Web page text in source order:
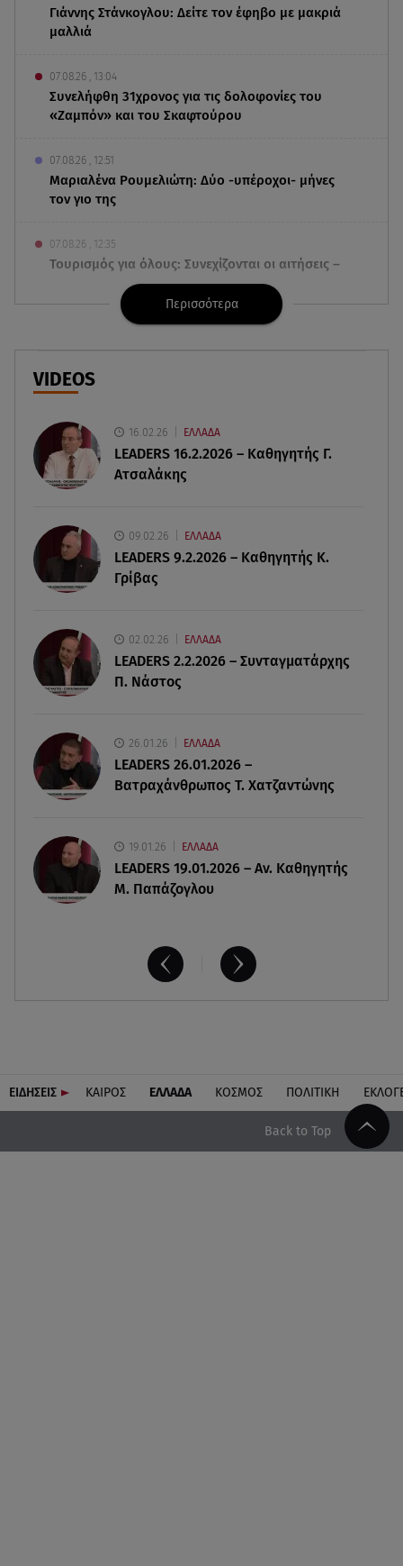
Γιάννης Στάνκογλου: Δείτε τον έφηβο με μακριά
μαλλιά
07.08.26 , 13:04
Συνελήφθη 31χρονος για τις δολοφονίες του
«Ζαμπόν» και του Σκαφτούρου
07.08.26 , 12:51
Μαριαλένα Ρουμελιώτη: Δύο -υπέροχοι- μήνες
τον γιο της
07.08.26 , 12:35
Τουρισμός για όλους: Συνεχίζονται οι αιτήσεις –
Ποιοι κάνουν σήμερα
Marfin: Προθεσμία για να απολογηθεί πήρε η
4 (πολύ σημαντικά) πράγματα που
αποκαλύπτουν οι διακοπές για τη σχέση σου
μνημόσυνο
07.08.26 , 11:18
07.08.26 , 11:17
Παρουσιάστρια κοιμήθηκε on air και έγινε viral-
Δείτε το στιγμιότυπο
Stars System: Γιορτάζει 20 χρόνια και γίνεται
καθημερινό στο Star
Περισσότερα
VIDEOS
16.02.26 ΕΛΛΑΔΑ
LEADERS 16.2.2026 – Καθηγητής Γ.
Ατσαλάκης
09.02.26 ΕΛΛΑΔΑ
LEADERS 9.2.2026 – Καθηγητής Κ.
Γρίβας
02.02.26 ΕΛΛΑΔΑ
LEADERS 2.2.2026 – Συνταγματάρχης
Π. Νάστος
26.01.26 ΕΛΛΑΔΑ
LEADERS 26.01.2026 –
Βατραχάνθρωπος Τ. Χατζαντώνης
19.01.26 ΕΛΛΑΔΑ
LEADERS 19.01.2026 – Αν. Καθηγητής
Μ. Παπάζογλου
ΕΙΔΗΣΕΙΣ ΚΑΙΡΟΣ ΕΛΛΑΔΑ ΚΟΣΜΟΣ ΠΟΛΙΤΙΚΗ
Back to Top